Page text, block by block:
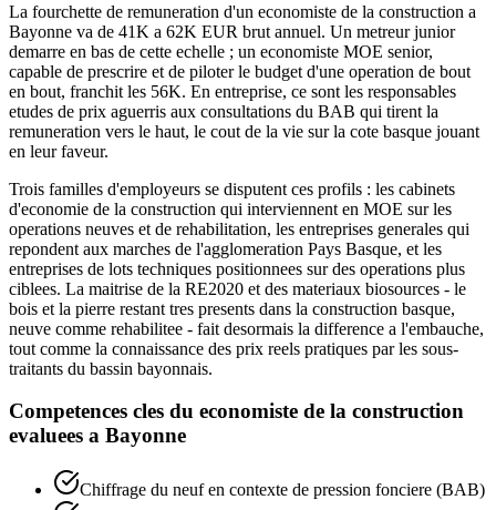
La fourchette de remuneration d'un economiste de la construction a
Bayonne va de 41K a 62K EUR brut annuel. Un metreur junior
demarre en bas de cette echelle ; un economiste MOE senior,
capable de prescrire et de piloter le budget d'une operation de bout
en bout, franchit les 56K. En entreprise, ce sont les responsables
etudes de prix aguerris aux consultations du BAB qui tirent la
remuneration vers le haut, le cout de la vie sur la cote basque jouant
en leur faveur.
Trois familles d'employeurs se disputent ces profils : les cabinets
d'economie de la construction qui interviennent en MOE sur les
operations neuves et de rehabilitation, les entreprises generales qui
repondent aux marches de l'agglomeration Pays Basque, et les
entreprises de lots techniques positionnees sur des operations plus
ciblees. La maitrise de la RE2020 et des materiaux biosources - le
bois et la pierre restant tres presents dans la construction basque,
neuve comme rehabilitee - fait desormais la difference a l'embauche,
tout comme la connaissance des prix reels pratiques par les sous-
traitants du bassin bayonnais.
Competences cles du economiste de la construction
evaluees a Bayonne
Chiffrage du neuf en contexte de pression fonciere (BAB)